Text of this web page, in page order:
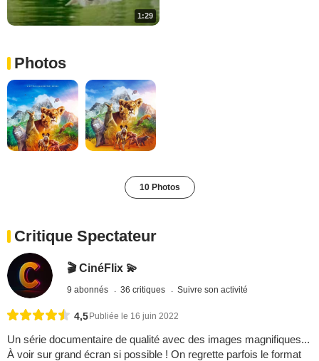
1:29
Photos
10 Photos
Critique Spectateur
🎬 CinéFlix 💫
9 abonnés 36 critiques Suivre son activité
4,5Publiée le 16 juin 2022
Un série documentaire de qualité avec des images magnifiques...
À voir sur grand écran si possible ! On regrette parfois le format